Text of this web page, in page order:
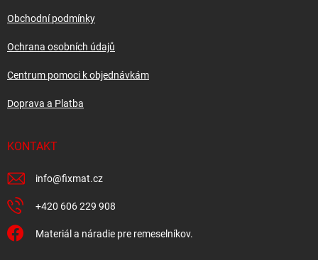
Obchodní podmínky
Ochrana osobních údajů
Centrum pomoci k objednávkám
Doprava a Platba
KONTAKT
info@fixmat.cz
+420 606 229 908
Materiál a náradie pre remeselníkov.